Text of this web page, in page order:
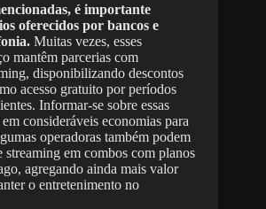
é importante
oferecidos por bancos e
Muitas vezes, esses
mantêm parcerias com
disponibilizando descontos
acesso gratuito por períodos
Informar-se sobre essas
consideráveis economias para
operadoras também podem
streaming em combos com planos
agregando ainda mais valor
o entretenimento no